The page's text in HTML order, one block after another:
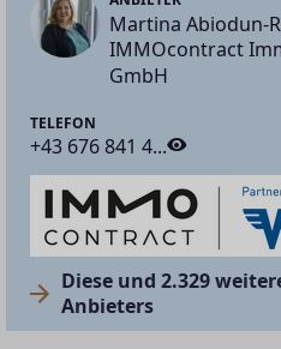
Martina Abiodun-
IMMOcontract
GmbH
TELEFON
+43 676 841 4...
Diese und 2.329
Anbieters